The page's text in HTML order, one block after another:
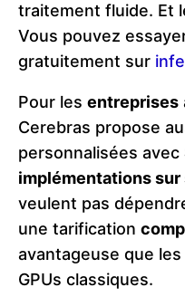
traitement fluide. Et
Vous pouvez
gratuitement sur
Pour les entreprises
Cerebras propose
personnalisées avec
implémentations sur
veulent pas
une tarification
avantageuse que
GPUs classiques.